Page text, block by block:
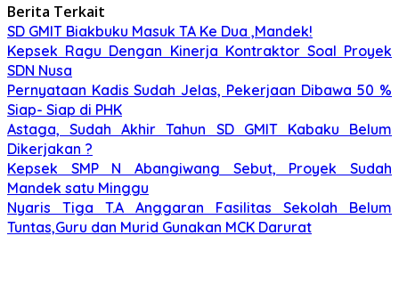
Berita Terkait
SD GMIT Biakbuku Masuk TA Ke Dua ,Mandek!
Kepsek Ragu Dengan Kinerja Kontraktor Soal Proyek
SDN Nusa
Pernyataan Kadis Sudah Jelas, Pekerjaan Dibawa 50 %
Siap- Siap di PHK
Astaga, Sudah Akhir Tahun SD GMIT Kabaku Belum
Dikerjakan ?
Kepsek SMP N Abangiwang Sebut, Proyek Sudah
Mandek satu Minggu
Nyaris Tiga T.A Anggaran Fasilitas Sekolah Belum
Tuntas,Guru dan Murid Gunakan MCK Darurat